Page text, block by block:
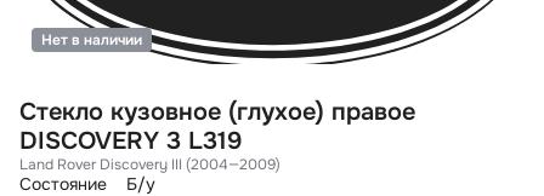
Стекло кузовное (глухое) правое
DISCOVERY 3 L319
Land Rover Discovery III (2004—2009)
Состояние
Б/у
Нет в наличии